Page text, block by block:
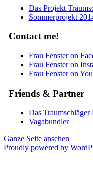
Das Projekt
Sommerprojekt
Contact me!
Frau Fenster on
Frau Fenster on
Frau Fenster on
Friends & Partner
Das
Vagabundler
Ganze Seite ansehen
Proudly powered by